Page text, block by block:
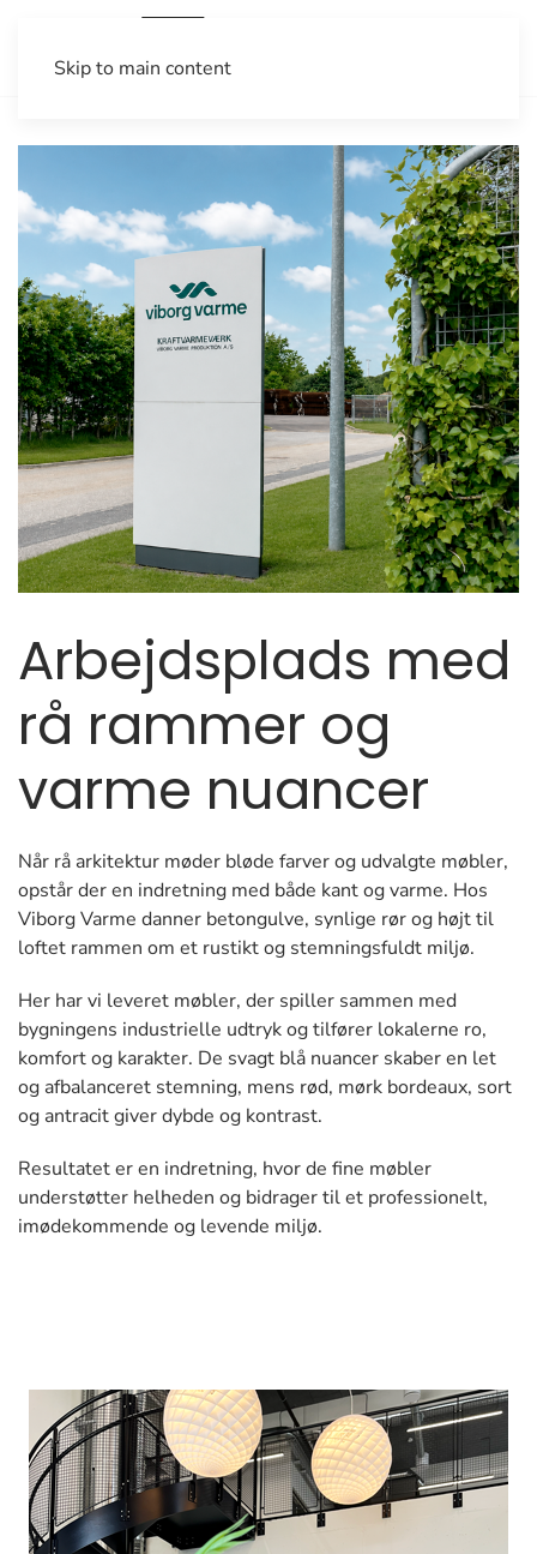
Skip to main content
Arbejdsplads med
rå rammer og
varme nuancer
Når rå arkitektur møder bløde farver og udvalgte møbler,
opstår der en indretning med både kant og varme. Hos
Viborg Varme danner betongulve, synlige rør og højt til
loftet rammen om et rustikt og stemningsfuldt miljø.
Her har vi leveret møbler, der spiller sammen med
bygningens industrielle udtryk og tilfører lokalerne ro,
komfort og karakter. De svagt blå nuancer skaber en let
og afbalanceret stemning, mens rød, mørk bordeaux, sort
og antracit giver dybde og kontrast.
Resultatet er en indretning, hvor de fine møbler
understøtter helheden og bidrager til et professionelt,
imødekommende og levende miljø.